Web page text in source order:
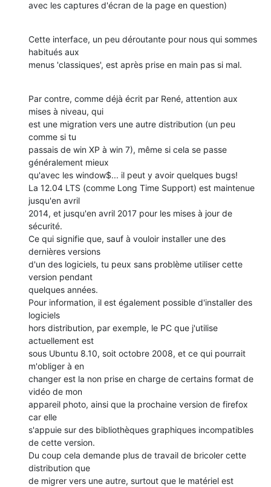
avec les captures d'écran de la page en question)
Cette interface, un peu déroutante pour nous qui sommes
habitués aux
menus 'classiques', est après prise en main pas si mal.
Par contre, comme déjà écrit par René, attention aux
mises à niveau, qui
est une migration vers une autre distribution (un peu
comme si tu
passais de win XP à win 7), même si cela se passe
généralement mieux
qu'avec les window$... il peut y avoir quelques bugs!
La 12.04 LTS (comme Long Time Support) est maintenue
jusqu'en avril
2014, et jusqu'en avril 2017 pour les mises à jour de
sécurité.
Ce qui signifie que, sauf à vouloir installer une des
dernières versions
d'un des logiciels, tu peux sans problème utiliser cette
version pendant
quelques années.
Pour information, il est également possible d'installer des
logiciels
hors distribution, par exemple, le PC que j'utilise
actuellement est
sous Ubuntu 8.10, soit octobre 2008, et ce qui pourrait
m'obliger à en
changer est la non prise en charge de certains format de
vidéo de mon
appareil photo, ainsi que la prochaine version de firefox
car elle
s'appuie sur des bibliothèques graphiques incompatibles
de cette version.
Du coup cela demande plus de travail de bricoler cette
distribution que
de migrer vers une autre, surtout que le matériel est